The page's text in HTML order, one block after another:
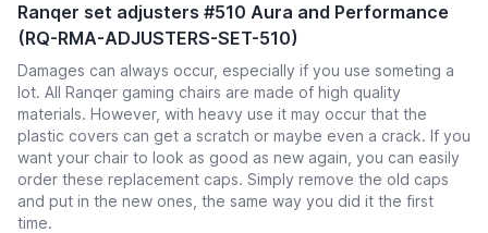
Ranqer set adjusters #510 Aura and Performance
(RQ-RMA-ADJUSTERS-SET-510)
Damages can always occur, especially if you use someting a
lot. All Ranqer gaming chairs are made of high quality
materials. However, with heavy use it may occur that the
plastic covers can get a scratch or maybe even a crack. If you
want your chair to look as good as new again, you can easily
order these replacement caps. Simply remove the old caps
and put in the new ones, the same way you did it the first
time.